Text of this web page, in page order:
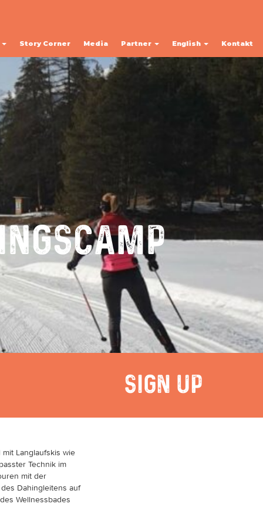
Story Corner Media Partner English Kontakt
SIGN UP
Langlaufskis wie
Technik im
mit der
Dahingleitens auf
Wellnessbades